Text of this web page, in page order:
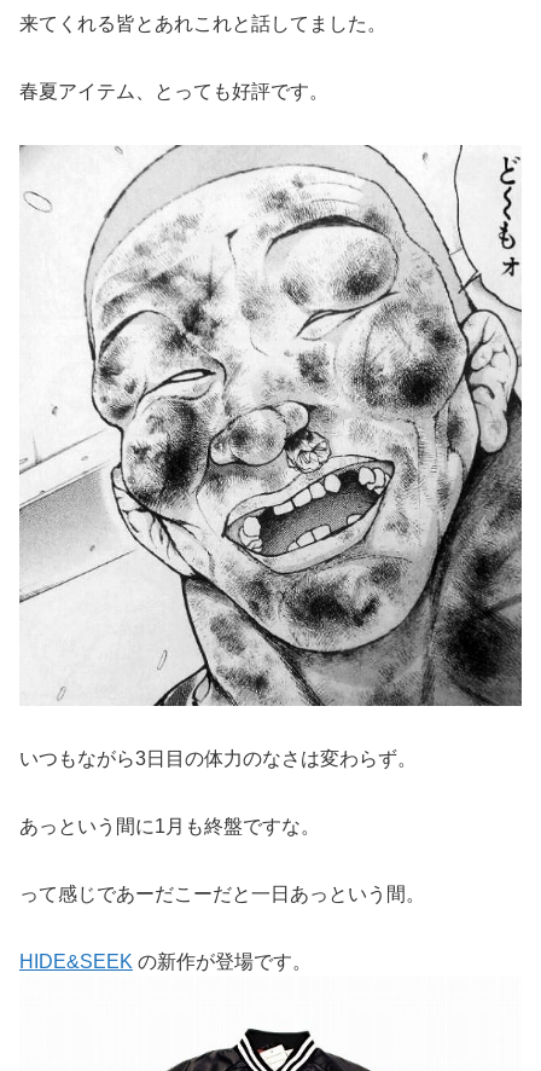
来てくれる皆とあれこれと話してました。
春夏アイテム、とっても好評です。
いつもながら3日目の体力のなさは変わらず。
あっという間に1月も終盤ですな。
って感じであーだこーだと一日あっという間。
HIDE&SEEK の新作が登場です。